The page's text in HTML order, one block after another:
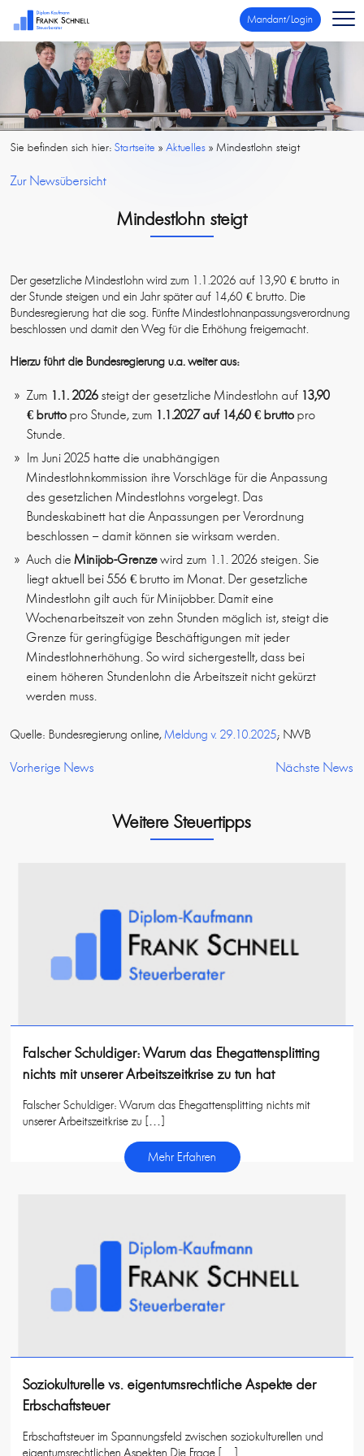
Mandant/Login
Sie befinden sich hier:Startseite »Aktuelles »Mindestlohn steigt
Zur Newsübersicht
Mindestlohn steigt
Der gesetzliche Mindestlohn wird zum 1.1.2026 auf 13,90 € brutto in
der Stunde steigen und ein Jahr später auf 14,60 € brutto. Die
Bundesregierung hat die sog. Fünfte Mindestlohnanpassungsverordnung
beschlossen und damit den Weg für die Erhöhung freigemacht.
Hierzu führt die Bundesregierung u.a. weiter aus:
Zum 1.1. 2026 steigt der gesetzliche Mindestlohn auf 13,90
€ brutto pro Stunde, zum 1.1.2027auf 14,60 € brutto pro
Stunde.
Im Juni 2025 hatte die unabhängigen
Mindestlohnkommission ihre Vorschläge für die Anpassung
des gesetzlichen Mindestlohns vorgelegt. Das
Bundeskabinett hat die Anpassungen per Verordnung
beschlossen – damit können sie wirksam werden.
Auch dieMinijob-Grenzewird zum 1.1. 2026 steigen. Sie
liegt aktuell bei 556 € brutto im Monat. Der gesetzliche
Mindestlohn gilt auch für Minijobber. Damit eine
Wochenarbeitszeit von zehn Stunden möglich ist, steigt die
Grenze für geringfügige Beschäftigungen mit jeder
Mindestlohnerhöhung. So wird sichergestellt, dass bei
einem höheren Stundenlohn die Arbeitszeit nicht gekürzt
werden muss.
Quelle: Bundesregierung online,Meldung v. 29.10.2025; NWB
Vorherige News Nächste News
Weitere Steuertipps
Falscher Schuldiger: Warum das Ehegattensplitting
nichts mit unserer Arbeitszeitkrise zu tun hat
Falscher Schuldiger: Warum das Ehegattensplitting nichts mit
unserer Arbeitszeitkrise zu […]
Mehr Erfahren
Soziokulturelle vs. eigentumsrechtliche Aspekte der
Erbschaftsteuer
Erbschaftsteuer im Spannungsfeld zwischen soziokulturellen und